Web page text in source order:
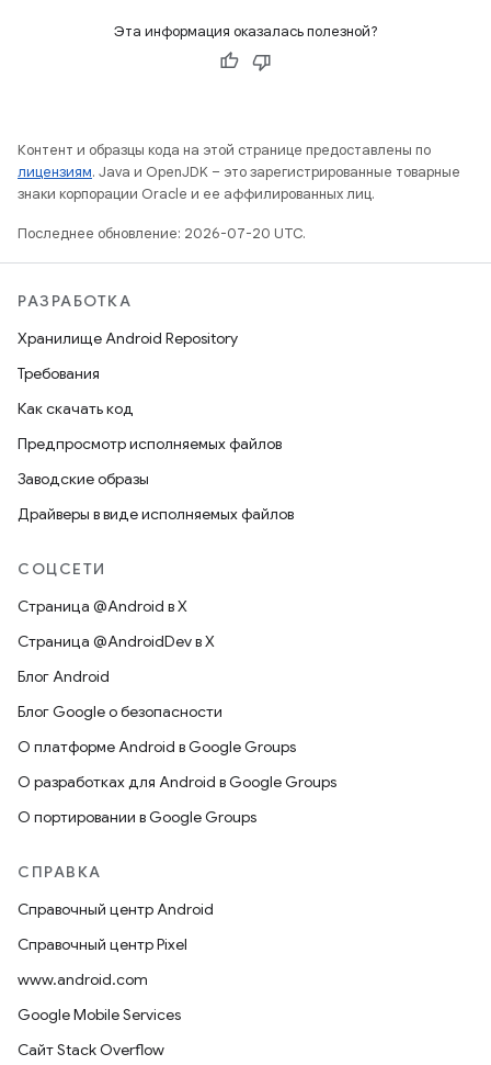
Эта информация оказалась полезной?
Контент и образцы кода на этой странице предоставлены по
лицензиям. Java и OpenJDK – это зарегистрированные товарные
знаки корпорации Oracle и ее аффилированных лиц.
Последнее обновление: 2026-07-20 UTC.
РАЗРАБОТКА
Хранилище Android Repository
Требования
Как скачать код
Предпросмотр исполняемых файлов
Заводские образы
Драйверы в виде исполняемых файлов
СОЦСЕТИ
Страница @Android в X
Страница @AndroidDev в X
Блог Android
Блог Google о безопасности
О платформе Android в Google Groups
О разработках для Android в Google Groups
О портировании в Google Groups
СПРАВКА
Справочный центр Android
Справочный центр Pixel
www.android.com
Google Mobile Services
Сайт Stack Overflow